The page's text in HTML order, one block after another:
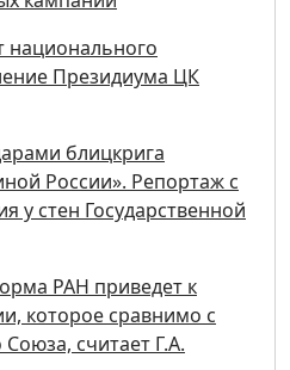
Президиума ЦК
блицкрига
России». Репортаж с
у стен Государственной
РАН приведет к
которое сравнимо с
считает Г.А.